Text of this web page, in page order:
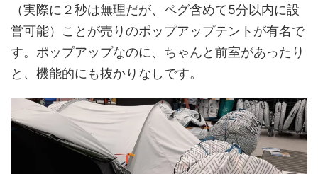
（実際に２秒は無理だが、ペグ含めて5分以内に設
営可能）ことが売りのポップアップテントが有名で
す。ポップアップなのに、ちゃんと前室があったり
と、機能的にも抜かりなしです。